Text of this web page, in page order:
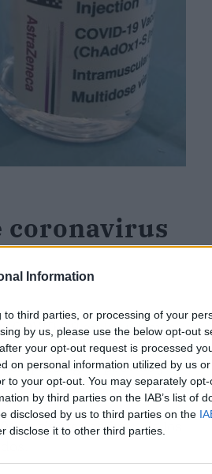
Information
third parties, or processing of your
by us, please use the below opt-out
your opt-out request is processed
on personal information utilized by us
to your opt-out. You may separately
by third parties on the IAB’s list of
disclosed by us to third parties on the
disclose it to other third parties.
coronavirus
COVID-19 en las últimas
ha tenido que lamentar el
patologías previas y
pacientes activos, de los